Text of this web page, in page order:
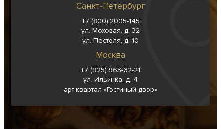
Санкт-Петербург
+7 (800) 2005-145
ул. Моховая, д. 32
ул. Пестеля, д. 10
Москва
+7 (925) 963-62-21
ул. Ильинка, д. 4
арт-квартал «Гостиный двор»